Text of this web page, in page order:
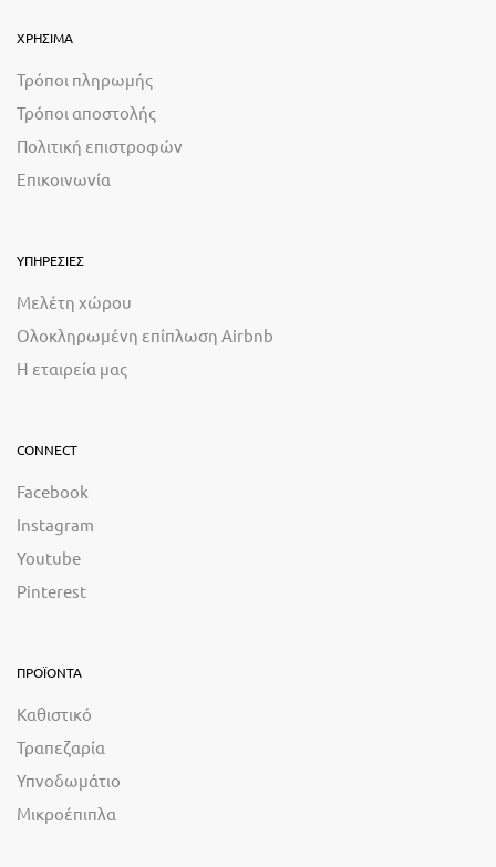
ΧΡΗΣΙΜΑ
Τρόποι πληρωμής
Τρόποι αποστολής
Πολιτική επιστροφών
Επικοινωνία
ΥΠΗΡΕΣΙΕΣ
Μελέτη χώρου
Ολοκληρωμένη επίπλωση Airbnb
Η εταιρεία μας
CONNECT
Facebook
Instagram
Youtube
Pinterest
ΠΡΟΪΟΝΤΑ
Καθιστικό
Τραπεζαρία
Υπνοδωμάτιο
Μικροέπιπλα